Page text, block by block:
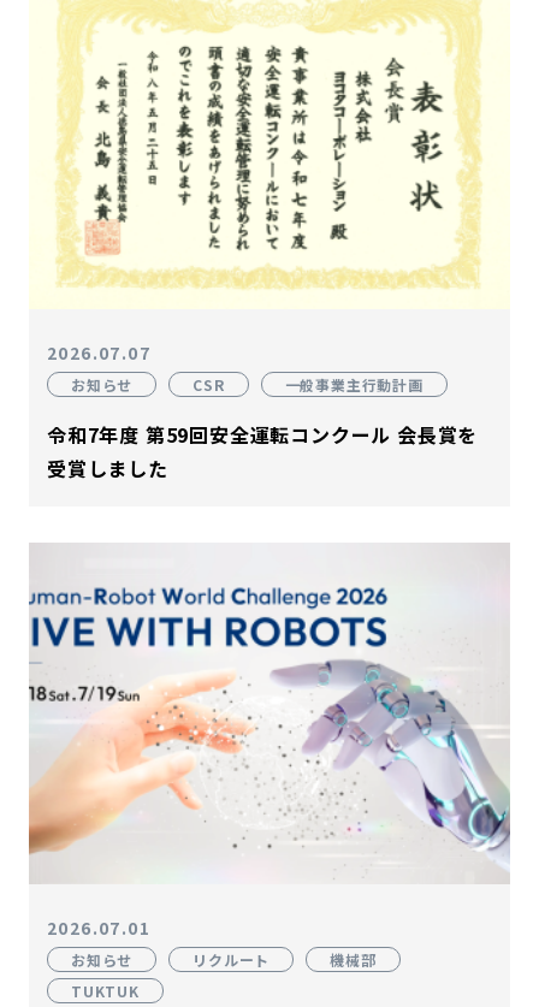
2026.07.07
お知らせ CSR 一般事業主行動計画
令和7年度 第59回安全運転コンクール 会長賞を
受賞しました
2026.07.01
お知らせ リクルート
機械部
TUKTUK